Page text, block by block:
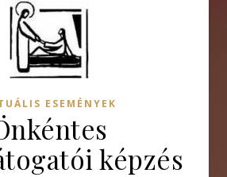
ESEMÉNYEK
képzés